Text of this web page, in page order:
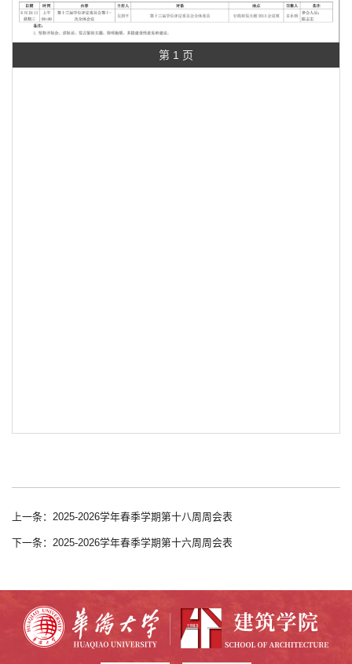
第 1 页
上一条：2025-2026学年春季学期第十八周周会表
下一条：2025-2026学年春季学期第十六周周会表